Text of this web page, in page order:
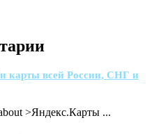
карты всей России, СНГ и
>Яндекс.Карты ...